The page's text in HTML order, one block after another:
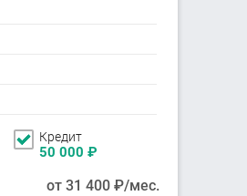
Кредит
50 000 ₽
от 31 400₽/мес.